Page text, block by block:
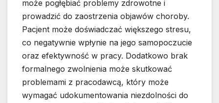
może pogłębiać problemy zdrowotne i
prowadzić do zaostrzenia objawów choroby.
Pacjent może doświadczać większego stresu,
co negatywnie wpłynie na jego samopoczucie
oraz efektywność w pracy. Dodatkowo brak
formalnego zwolnienia może skutkować
problemami z pracodawcą, który może
wymagać udokumentowania niezdolności do